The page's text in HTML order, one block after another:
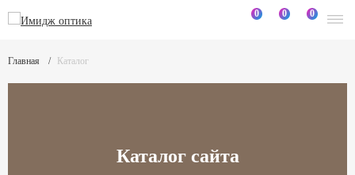
0 0 0
Главная Каталог
Каталог сайта